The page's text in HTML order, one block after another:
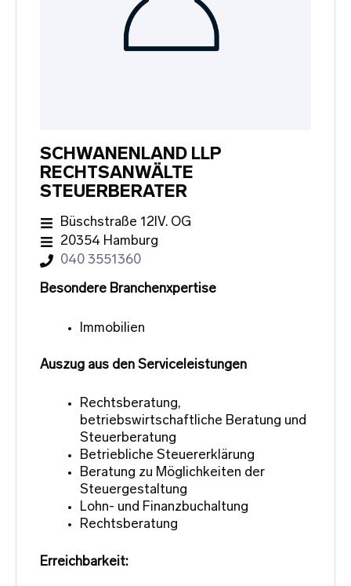
SCHWANENLAND LLP
RECHTSANWÄLTE
STEUERBERATER
Büschstraße 12IV. OG
20354 Hamburg
040 3551360
Besondere Branchenxpertise
Immobilien
Auszug aus den Serviceleistungen
Rechtsberatung,
betriebswirtschaftliche Beratung und
Steuerberatung
Betriebliche Steuererklärung
Beratung zu Möglichkeiten der
Steuergestaltung
Lohn- und Finanzbuchaltung
Rechtsberatung
Erreichbarkeit: